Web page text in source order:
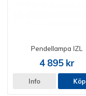
Pendellampa IZL
4 895 kr
Info Köp